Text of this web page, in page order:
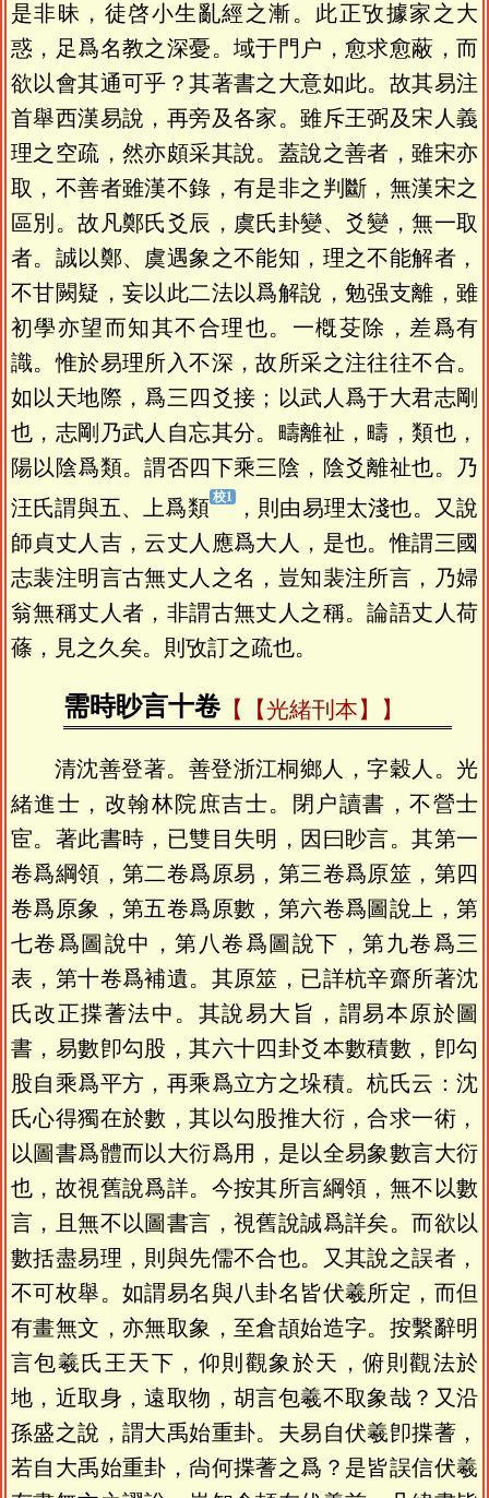
是非昧，徒啓小生亂經之漸。此正攷據家之大
惑，足爲名教之深憂。域于門户，愈求愈蔽，而
欲以會其通可乎？其著書之大意如此。故其易注
首舉西漢易說，再旁及各家。雖斥王弼及宋人義
理之空疏，然亦頗采其說。蓋說之善者，雖宋亦
取，不善者雖漢不錄，有是非之判斷，無漢宋之
區別。故凡鄭氏爻辰，虞氏卦變、爻變，無一取
者。誠以鄭、虞遇象之不能知，理之不能解者，
不甘闕疑，妄以此二法以爲解說，勉强支離，雖
初學亦望而知其不合理也。一槪芟除，差爲有
識。惟於易理所入不深，故所采之注往往不合。
如以天地際，爲三四爻接；以武人爲于大君志剛
也，志剛乃武人自忘其分。疇離祉，疇，類也，
陽以陰爲類。謂否四下乘三陰，陰爻離祉也。乃
汪氏謂與五、上爲類
，則由易理太淺也。又說
師貞丈人吉，云丈人應爲大人，是也。惟謂三國
志裴注明言古無丈人之名，豈知裴注所言，乃婦
翁無稱丈人者，非謂古無丈人之稱。論語丈人荷
蓧，見之久矣。則攷訂之疏也。
需時眇言十卷 【光緒刊本】
清沈善登著。善登浙江桐鄉人，字穀人。光
緒進士，改翰林院庶吉士。閉户讀書，不營士
宦。著此書時，已雙目失明，因曰眇言。其第一
卷爲綱領，第二卷爲原易，第三卷爲原筮，第四
卷爲原象，第五卷爲原數，第六卷爲圖說上，第
七卷爲圖說中，第八卷爲圖說下，第九卷爲三
表，第十卷爲補遺。其原筮，已詳杭辛齋所著沈
氏改正揲蓍法中。其說易大旨，謂易本原於圖
書，易數卽勾股，其六十四卦爻本數積數，卽勾
股自乘爲平方，再乘爲立方之垛積。杭氏云：沈
氏心得獨在於數，其以勾股推大衍，合求一術，
以圖書爲體而以大衍爲用，是以全易象數言大衍
也，故視舊說爲詳。今按其所言綱領，無不以數
言，且無不以圖書言，視舊說誠爲詳矣。而欲以
數括盡易理，則與先儒不合也。又其說之誤者，
不可枚舉。如謂易名與八卦名皆伏羲所定，而但
有畫無文，亦無取象，至倉頡始造字。按繫辭明
言包羲氏王天下，仰則觀象於天，俯則觀法於
地，近取身，遠取物，胡言包羲不取象哉？又沿
孫盛之說，謂大禹始重卦。夫易自伏羲卽揲蓍，
若自大禹始重卦，尙何揲蓍之爲？是皆誤信伏羲